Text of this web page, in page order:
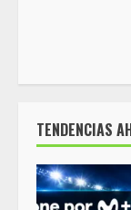
TENDENCIAS